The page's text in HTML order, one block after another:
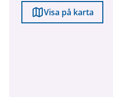
Visa på karta